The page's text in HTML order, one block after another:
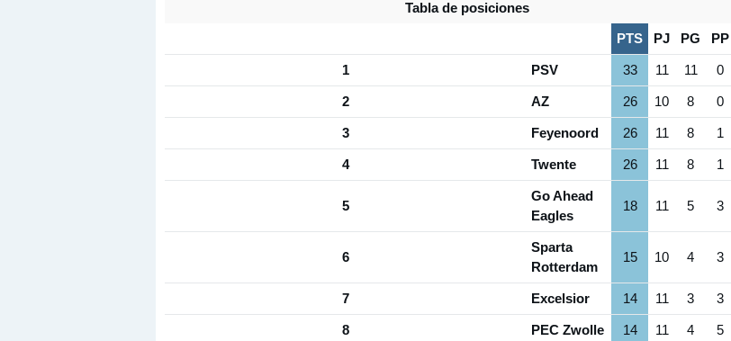
Tabla de posiciones
PTS PJ PG PP
1 PSV 33 11 11 0
2 AZ 26 10 8 0
3 Feyenoord 26 11 8 1
4 Twente 26 11 8 1
5
Go Ahead
Eagles
18 11 5 3
6
Sparta
Rotterdam
15 10 4 3
7 Excelsior 14 11 3 3
8 PEC Zwolle 14 11 4 5